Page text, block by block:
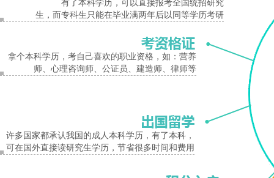
开封华豫中等科技学校在长期办学过程中，学校坚持面向市场，深化改革，拓宽视
以“厚德强技、善学笃行”为校训，以“砥砺前行、不懈奋斗”为校风，明确了把学校
模式，加快由规模扩张向提升内涵建设转型，着力学校规模、结构、质量、效益的
有了本科学历，可以直接报考全国统招研究
生，而专科生只能在毕业满两年后以同等学历考研
拿个本科学历，考自己喜欢的职业资格，如：营养
师、心理咨询师、公证员、建造师、律师等
许多国家都承认我国的成人本科学历，有了本科，
可在国外直接读研究生学历，节省很多时间和费用